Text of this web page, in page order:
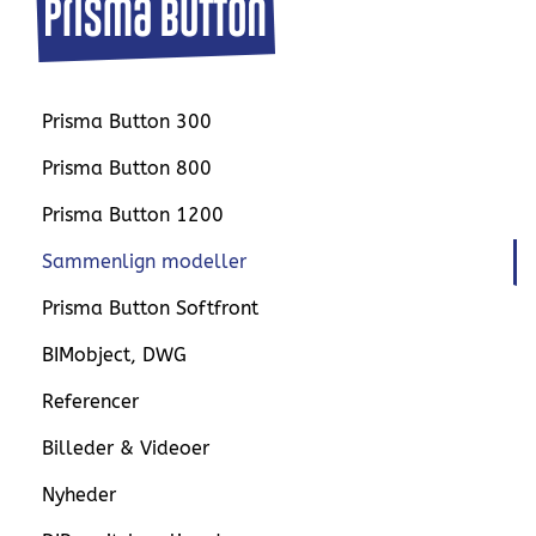
Prisma Button 300
Prisma Button 800
Prisma Button 1200
Sammenlign modeller
Prisma Button Softfront
BIMobject, DWG
Referencer
Billeder & Videoer
Nyheder